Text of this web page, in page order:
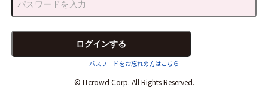
パスワードをお忘れの方はこちら
© ITcrowd Corp. All Rights Reserved.